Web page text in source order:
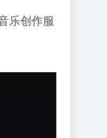
乐创作服